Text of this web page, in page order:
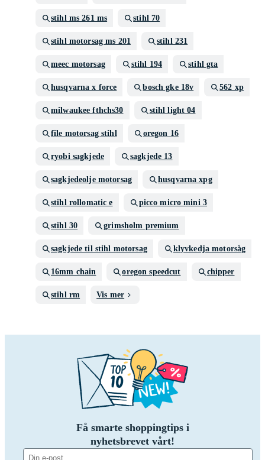
stihl ms 261 ms stihl 70
stihl motorsag ms 201 stihl 231
meec motorsag stihl 194 stihl gta
husqvarna x force bosch gke 18v 562 xp
milwaukee fthchs30 stihl light 04
file motorsag stihl oregon 16
ryobi sagkjede sagkjede 13
sagkjedeolje motorsag husqvarna xpg
stihl rollomatic e picco micro mini 3
stihl 30 grimsholm premium
sagkjede til stihl motorsag klyvkedja motorsåg
16mm chain oregon speedcut chipper
stihl rm Vis mer
Få smarte shoppingtips i
nyhetsbrevet vårt!